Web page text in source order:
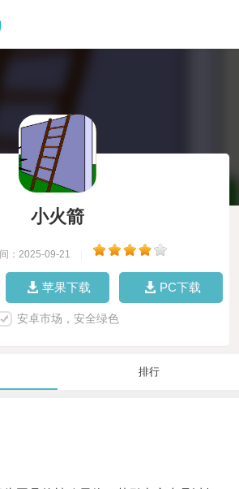
小火箭
：2025-09-21
苹果下载 PC下载
安卓市场，安全绿色
排行